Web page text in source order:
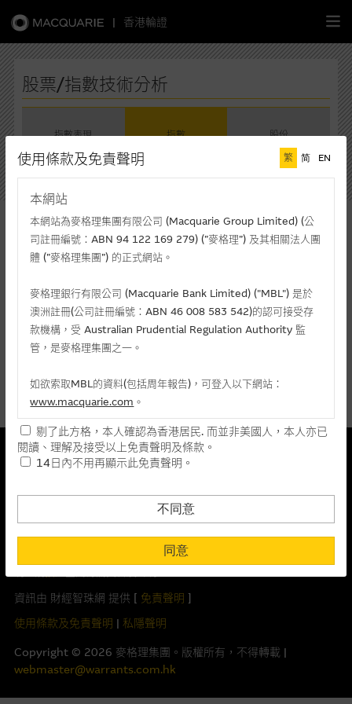
| 香港輪證
主頁
認股證
牛熊證
中資股票專頁
麥格理投資教室
會員專區
關於我們
股票/指數技術分析
指數表現 指數 股份
請選擇指數
恆生指數
恆生指數
25,580.91
+0.20%
25,587.59
最低價
25,393.13
成交額(千元)
使用條款及免責聲明 繁 简 EN
本網站
本網站為麥格理集團有限公司 (Macquarie Group Limited) (公
司註冊編號：ABN 94 122 169 279) (”麥格理”) 及其相關法人團
體 (”麥格理集團”) 的正式網站。
麥格理銀行有限公司 (Macquarie Bank Limited) ("MBL") 是於
澳洲註冊(公司註冊編號：ABN 46 008 583 542)的認可接受存
款機構，受 Australian Prudential Regulation Authority 監
管，是麥格理集團之一。
如欲索取MBL的資料(包括周年報告)，可登入以下網站：
www.macquarie.com 。
本網站所載資料會隨時更改，而不作另行通知，如閣下欲取麥格
理的資料，可直接聯絡本集團職員。
民使用，並不提供或發售予美國人。本網站內容無意要約或唆使
閣下購買證券、基金單位或其他投資工具(不論在參考條款上或在
其他地方)，但清楚表明上述意圖的個別段落則屬例外。
提供網站內容的基準 – 使用時請考慮個人風險
網站內容來自我們在所示日期時認為可靠之來源，且均以真誠提
供。惟麥格理集團並無核實所有網站內容，故就閣下的目的而
務更新網站內容，或修正任何其後變為明顯失實之地方。網站內
容所載的意見、預測及其他資料可予更改或刪除，而毋須作出通
剔了此方格，本人確認為香港居民. 而並非美國人，本人亦已
閱讀、理解及接受以上免責聲明及條款。
14日內不用再顯示此免責聲明。
不同意
同意
本結構性產品並無抵押品
此內容來自我們在所示日期時認為可靠之來源，且均以真誠提供。然
述，亦不保證此內容在任何用途上均完整、可靠、準確、合時或適合，
亦不為資料的準確程度、完整性及合時性負上責任。
本網址由香港證券及期貨事務監察委員會註冊交易商MCL提供。MCL為
本文所提及上市股份有關的Macquarie Bank Limited (ABN 46 008
及/或流通量提供者。本網站內容僅為香港居民設計，並只供香港市民使
用，不適用於美國人或其他國家之居民。本網址提供之任何資料包括任
或推薦你參與或完成任何交易，或提供任何投資建議或服務。結構性產
品之價格可升可跌，在若干情況下，投資者可能會損失部分或全部投
資。投資者應閱讀上市文件內有關認股證及牛熊證及結構性產品的全部
閣下在瀏覽本網站之時，已明白及同意本網站之所有條款及私隱權聲
資訊由 財經智珠網 提供 [ 免責聲明 ]
使用條款及免責聲明 | 私隱聲明
Copyright © 2026 麥格理集團。版權所有，不得轉載 |
webmaster@warrants.com.hk